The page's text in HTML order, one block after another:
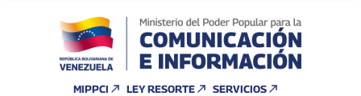
MIPPCI LEY RESORTE SERVICIOS